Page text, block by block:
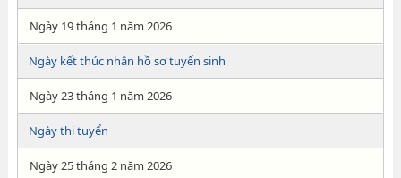
Ngày 19 tháng 1 năm 2026
Ngày kết thúc nhận hồ sơ tuyển sinh
Ngày 23 tháng 1 năm 2026
Ngày thi tuyển
Ngày 25 tháng 2 năm 2026